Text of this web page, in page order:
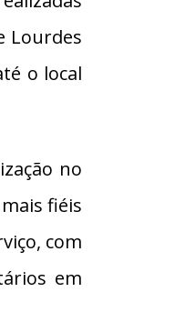
Lourdes
o local
no
fiéis
com
em